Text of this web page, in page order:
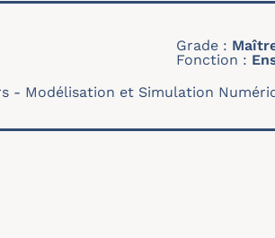
Grade
Fonction
Modélisation et Simulation